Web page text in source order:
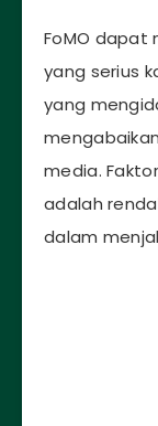
FoMO dapat
yang serius
yang
media.
adalah
dalam